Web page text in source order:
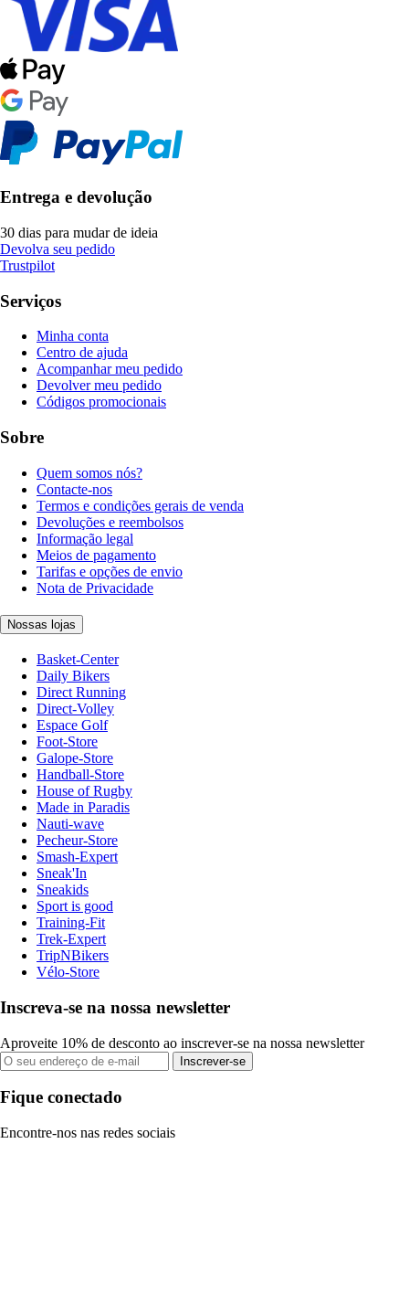
Entrega e devolução
30 dias para mudar de ideia
Devolva seu pedido
Trustpilot
Serviços
Minha conta
Centro de ajuda
Acompanhar meu pedido
Devolver meu pedido
Códigos promocionais
Sobre
Quem somos nós?
Contacte-nos
Termos e condições gerais de venda
Devoluções e reembolsos
Informação legal
Meios de pagamento
Tarifas e opções de envio
Nota de Privacidade
Nossas lojas
Basket-Center
Daily Bikers
Direct Running
Direct-Volley
Espace Golf
Foot-Store
Galope-Store
Handball-Store
House of Rugby
Made in Paradis
Nauti-wave
Pecheur-Store
Smash-Expert
Sneak'In
Sneakids
Sport is good
Training-Fit
Trek-Expert
TripNBikers
Vélo-Store
Inscreva-se na nossa newsletter
Aproveite 10% de desconto ao inscrever-se na nossa newsletter
Inscrever-se
Fique conectado
Encontre-nos nas redes sociais